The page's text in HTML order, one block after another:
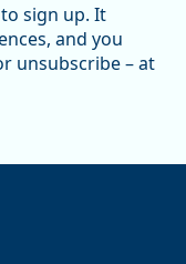
to sign up. It
and you
unsubscribe – at